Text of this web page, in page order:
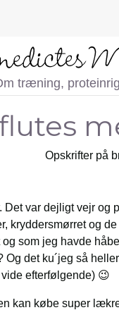
træning,
Opskrifter på
Det var dejligt vejr
kryddersmørret og
som jeg havde
det ku´jeg så
efterfølgende) 😉
kan købe super